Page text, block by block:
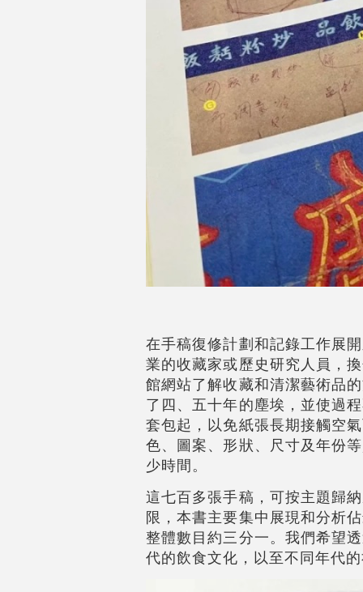
在手稿復修計劃和記錄工作展
業的收藏家或歷史研究人員，
館網站了解收藏和清潔藝術品
了四、五十年的塵埃，並使過
套包起，以免紙張長期接觸空
色、圖案、形狀、尺寸及年份
少時間。
這七百多張手稿，可按主題歸
限，本書主要集中展現和分析
整體數目約三分一。我們希望
代的飲食文化，以至不同年代